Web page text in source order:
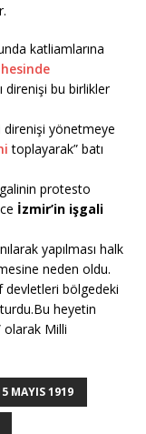
katliamlarına
direnişi bu birlikler
direnişi yönetmeye
toplayarak” batı
protesto
İzmir’in işgali
yapılması halk
neden oldu.
bölgedeki
heyetin
olarak Milli
MAYIS 1919